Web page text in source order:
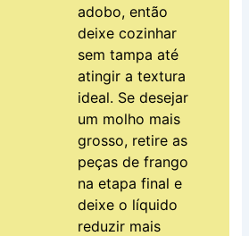
adobo, então
deixe cozinhar
sem tampa até
atingir a textura
ideal. Se desejar
um molho mais
grosso, retire as
peças de frango
na etapa final e
deixe o líquido
reduzir mais